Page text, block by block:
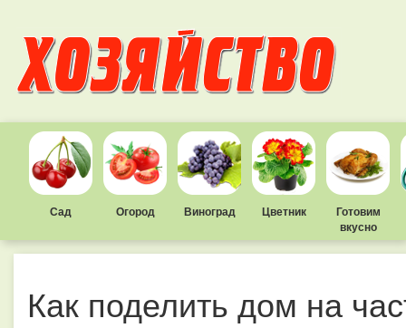
Сад Огород Виноград Цветник
Готовим
вкусно
Как поделить дом на